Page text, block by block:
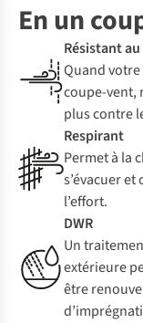
En un
Résistant
Quand
coupe-vent,
plus contre
Respirant
Permet à la
s’évacuer
l’effort.
DWR
Un
extérieure
être